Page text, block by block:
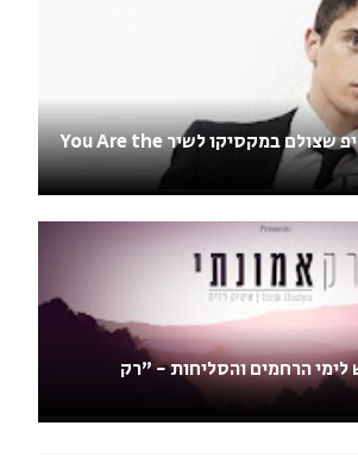
איציק דדיה בקליפ שצולם במקסיקו לשיר You Are the
לימי הרחמים והסליחות - "רק